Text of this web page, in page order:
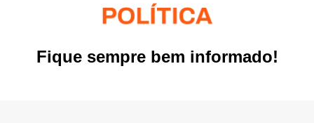
Fique sempre bem informado!